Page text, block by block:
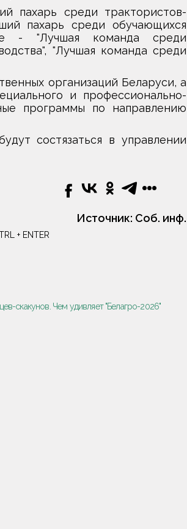
пахарь среди трактористов-
пахарь среди обучающихся
- "Лучшая команда среди
"Лучшая команда среди
организаций Беларуси, а
и профессионально-
программы по направлению
состязаться в управлении
Источник: Соб. инф.
+ ENTER
скакунов. Чем удивляет "Белагро-2026"